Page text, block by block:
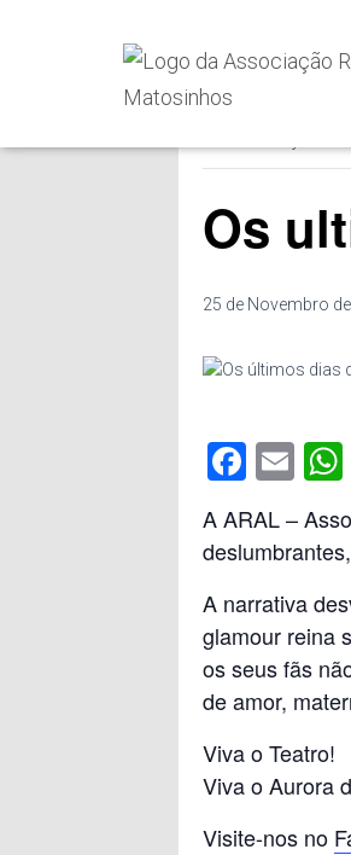
« Todos os
Os
25 de Novembro
F
a
c
e
b
o
o
E
m
ail
A ARAL –
A narrativa
glamour reina
os seus fãs
de amor,
Viva o Teatro!
Viva o Aurora
Visite-nos no